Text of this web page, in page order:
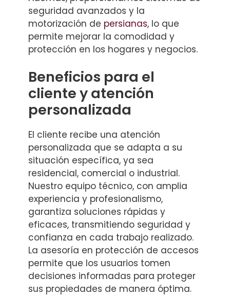
seguridad avanzados y la
motorización de persianas, lo que
permite mejorar la comodidad y
protección en los hogares y negocios.
Beneficios para el
cliente y atención
personalizada
El cliente recibe una atención
personalizada que se adapta a su
situación específica, ya sea
residencial, comercial o industrial.
Nuestro equipo técnico, con amplia
experiencia y profesionalismo,
garantiza soluciones rápidas y
eficaces, transmitiendo seguridad y
confianza en cada trabajo realizado.
La asesoría en protección de accesos
permite que los usuarios tomen
decisiones informadas para proteger
sus propiedades de manera óptima.